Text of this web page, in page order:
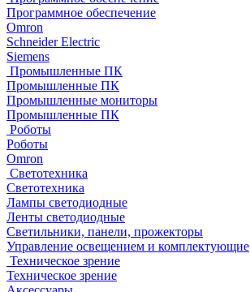
Программное обеспечение
Omron
Schneider Electric
Siemens
Промышленные ПК
Промышленные ПК
Промышленные мониторы
Промышленные ПК
Роботы
Роботы
Omron
Светотехника
Светотехника
Лампы светодиодные
Ленты светодиодные
Светильники, панели, прожекторы
Управление освещением и комплектующие
Техническое зрение
Техническое зрение